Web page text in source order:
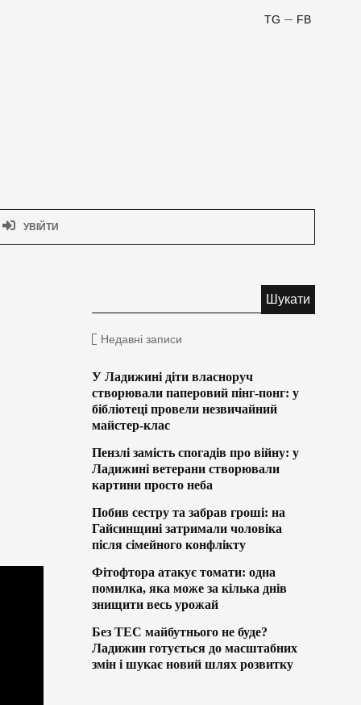
FB
TG
УВІЙТИ
Недавні записи
У Ладижині діти власноруч
створювали паперовий пінг-понг: у
бібліотеці провели незвичайний
майстер-клас
Пензлі замість спогадів про війну: у
Ладижині ветерани створювали
картини просто неба
Побив сестру та забрав гроші: на
Гайсинщині затримали чоловіка
після сімейного конфлікту
Фітофтора атакує томати: одна
помилка, яка може за кілька днів
знищити весь урожай
Без ТЕС майбутнього не буде?
Ладижин готується до масштабних
змін і шукає новий шлях розвитку